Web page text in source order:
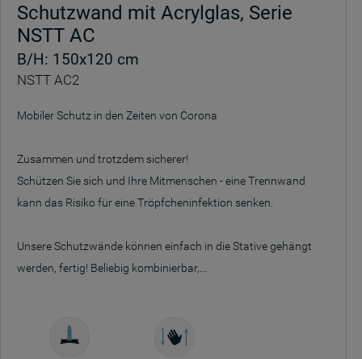
Schutzwand mit Acrylglas, Serie
NSTT AC
B/H: 150x120 cm
NSTT AC2
Mobiler Schutz in den Zeiten von Corona
Zusammen und trotzdem sicherer!
Schützen Sie sich und Ihre Mitmenschen - eine Trennwand
kann das Risiko für eine Tröpfcheninfektion senken.
Unsere Schutzwände können einfach in die Stative gehängt
werden, fertig! Beliebig kombinierbar,...